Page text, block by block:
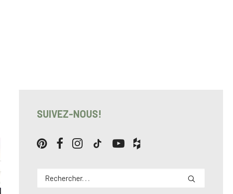
SUIVEZ-NOUS!